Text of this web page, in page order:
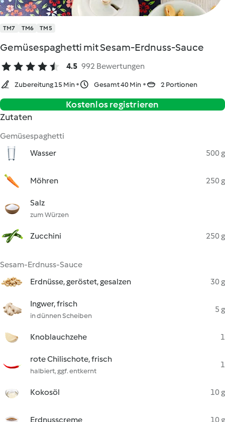
TM7 TM6 TM5
Gemüsespaghetti mit Sesam-Erdnuss-Sauce
4.5 992 Bewertungen
Zubereitung 15 Min Gesamt 40 Min 2 Portionen
Kostenlos registrieren
Zutaten
Gemüsespaghetti
Wasser
500 g
Möhren 250 g
Salz
zum Würzen
Zucchini 250 g
Sesam-Erdnuss-Sauce
Erdnüsse, geröstet, gesalzen
30 g
Ingwer, frisch
in dünnen Scheiben
5 g
Knoblauchzehe 1
rote Chilischote, frisch
halbiert, ggf. entkernt
1
Kokosöl 10 g
Erdnusscreme 10 g